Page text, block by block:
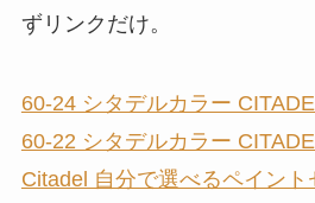
ずリンクだけ。
60-24 シタデルカラー
60-22 シタデルカラー
Citadel 自分で選べるペイン